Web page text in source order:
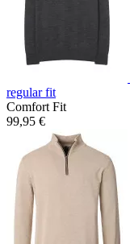
regular fit
Comfort Fit
99,95 €